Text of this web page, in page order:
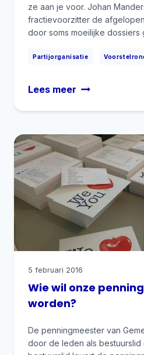
Partijorganisatie
ze aan je voor. Johan
fractievoorzitter de
door soms moeilijke
Lees meer Maak
Johan
Manders
en
Ben
Beljaars
Wie wil onze
worden?
5 februari 2016
De penningmeester van
door de leden als